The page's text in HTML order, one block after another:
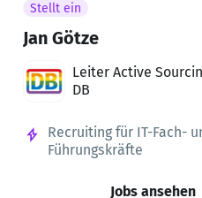
Stellt ein
Jan Götze
Leiter Active
iker·innen
DB
Recruiting für IT-Fach-
Führungskräfte
Jobs ansehen